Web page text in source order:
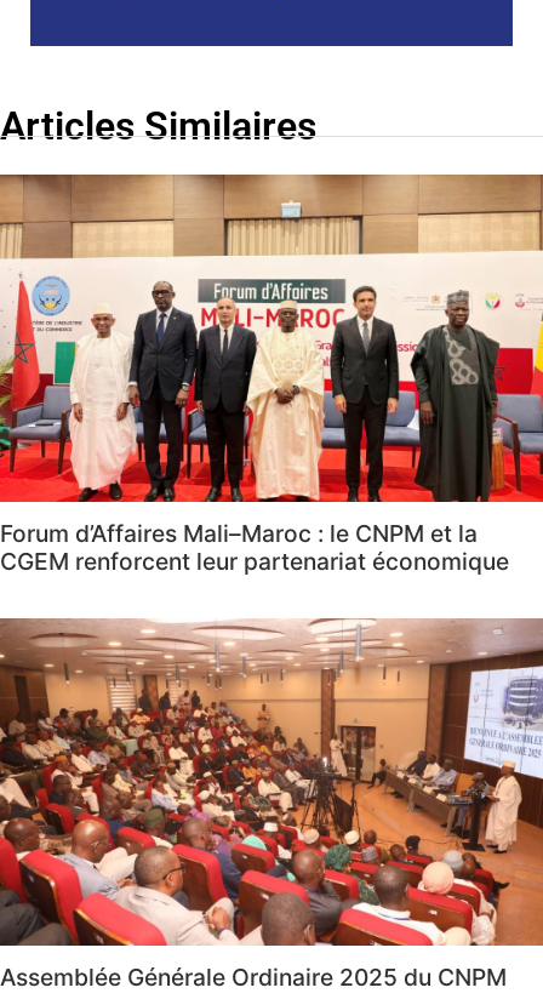
Articles Similaires
Forum d’Affaires Mali–Maroc : le CNPM et la
CGEM renforcent leur partenariat économique
Assemblée Générale Ordinaire 2025 du CNPM